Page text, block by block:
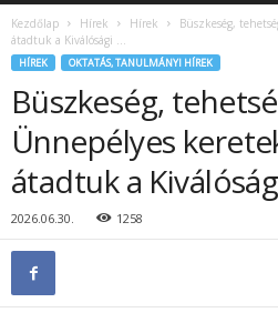
Kezdőlap Hírek Hírek
Büszkeség,
átadtuk a Kiválósági …
HÍREK OKTATÁS, TANULMÁNYI HÍREK
Büszkeség,
Ünnepélyes
átadtuk a
2026.06.30. 1258